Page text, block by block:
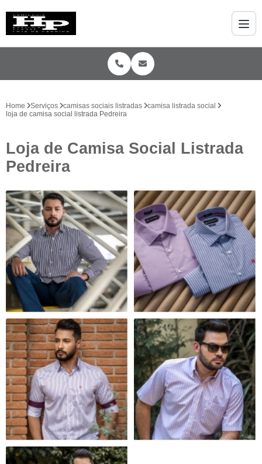
Home Serviços camisas sociais listradas
camisa listrada social
loja de camisa social listrada Pedreira
Loja de Camisa Social Listrada
Pedreira